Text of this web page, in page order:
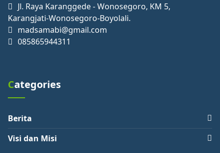
Jl. Raya Karanggede - Wonosegoro, KM 5,
Karangjati-Wonosegoro-Boyolali.
madsamabi@gmail.com
085865944311
Categories
Berita
Visi dan Misi